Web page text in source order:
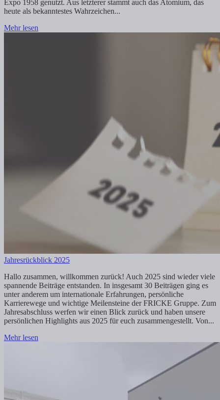
Expo 1958 genutzt. Aus letzterer stammt auch das Atomium, das
heute als bekanntestes Wahrzeichen...
Mehr lesen
Jahresrückblick 2025
Hallo zusammen, willkommen zurück! Auch 2025 sind wieder viele
spannende Beiträge entstanden. In insgesamt 30 Beiträgen ging es
unter anderem um internationale Erfahrungen, persönliche
Karrierewege und wichtige Meilensteine der FRICKE Gruppe. Zum
Jahresabschluss werfen wir einen Blick zurück und haben unsere
persönlichen Highlights aus 2025 für euch zusammengestellt. Von...
Mehr lesen